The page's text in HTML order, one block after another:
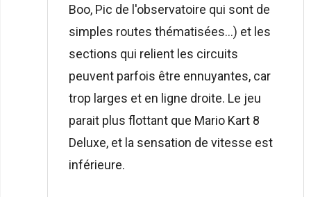
Boo, Pic de l'observatoire qui sont de
simples routes thématisées...) et les
sections qui relient les circuits
peuvent parfois être ennuyantes, car
trop larges et en ligne droite. Le jeu
parait plus flottant que Mario Kart 8
Deluxe, et la sensation de vitesse est
inférieure.